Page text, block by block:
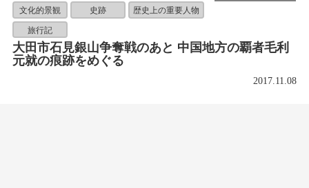
文化的景観 史跡 歴史上の重要人物
旅行記
大田市石見銀山争奪戦のあと 中国地方の覇者毛利
元就の痕跡をめぐる
2017.11.08